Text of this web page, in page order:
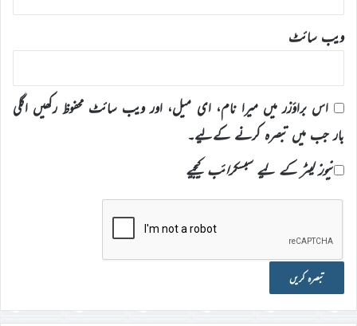
ویب‌ سائٹ
اس براؤزر میں میرا نام، ای میل، اور ویب سائٹ محفوظ رکھیں اگلی
بار جب میں تبصرہ کرنے کےلیے۔
نیوز لیٹر کے لیے سبسکرائب کیجیے